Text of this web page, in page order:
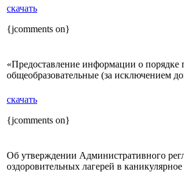
скачать
{jcomments on}
«Предоставление информации о порядке
общеобразовательные (за исключением
скачать
{jcomments on}
Об утверждении Административного
оздоровительных лагерей в